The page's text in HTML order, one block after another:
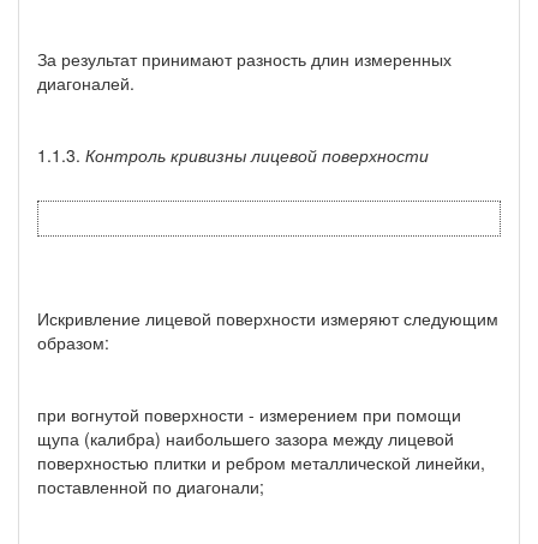
За результат принимают разность длин измеренных
диагоналей.
1.1.3. Контроль кривизны лицевой поверхности
Искривление лицевой поверхности измеряют следующим
образом:
при вогнутой поверхности - измерением при помощи
щупа (калибра) наибольшего зазора между лицевой
поверхностью плитки и ребром металлической линейки,
поставленной по диагонали;